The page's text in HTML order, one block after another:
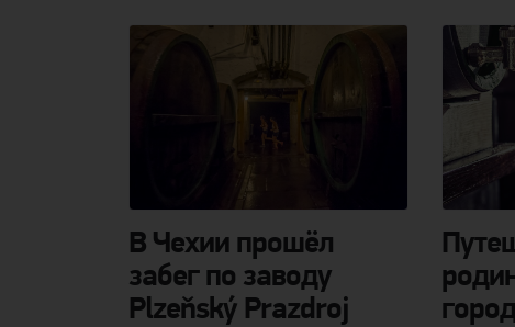
В Чехии прошёл
забег по заводу
Plzeňský Prazdroj